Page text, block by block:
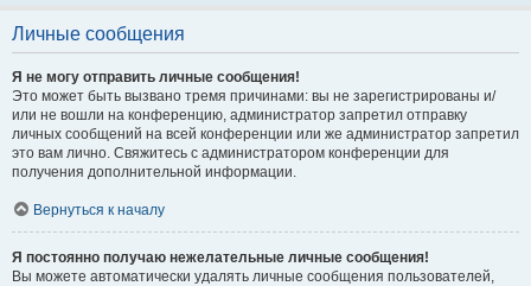
Личные сообщения
Я не могу отправить личные сообщения!
Это может быть вызвано тремя причинами: вы не зарегистрированы и/
или не вошли на конференцию, администратор запретил отправку
личных сообщений на всей конференции или же администратор запретил
это вам лично. Свяжитесь с администратором конференции для
получения дополнительной информации.
Вернуться к началу
Я постоянно получаю нежелательные личные сообщения!
Вы можете автоматически удалять личные сообщения пользователей,